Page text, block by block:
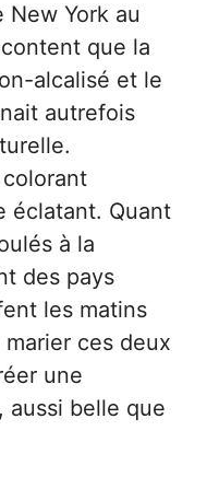
New York au
que la
alcalisé et le
autrefois
éclatant. Quant
à la
des pays
les matins
ces deux
une
aussi belle que